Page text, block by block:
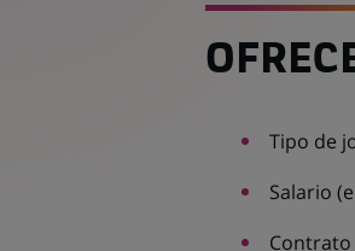
Tipo de
Salario